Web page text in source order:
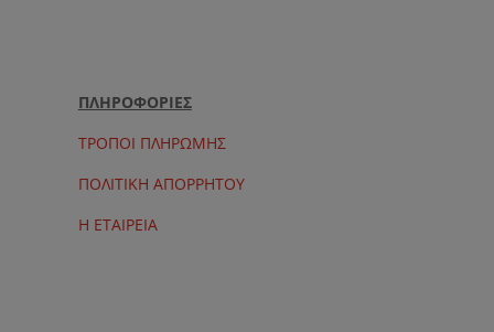
ΠΛΗΡΟΦΟΡΙΕΣ
ΤΡΟΠΟΙ ΠΛΗΡΩΜΗΣ
ΠΟΛΙΤΙΚΗ ΑΠΟΡΡΗΤΟΥ
Η ΕΤΑΙΡΕΙΑ